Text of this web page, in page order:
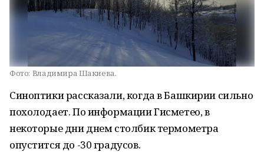
Фото: Владимира Шакиева.
Синоптики рассказали, когда в Башкирии сильно
похолодает. По информации Гисметео, в
некоторые дни днем столбик термометра
опустится до -30 градусов.